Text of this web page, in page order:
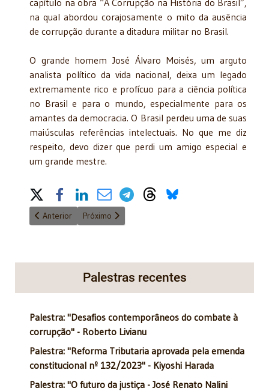
na qual abordou corajosamente o mito da ausência
de corrupção durante a ditadura militar no Brasil.
O grande homem José Álvaro Moisés, um arguto
analista político da vida nacional, deixa um legado
extremamente rico e profícuo para a ciência política
no Brasil e para o mundo, especialmente para os
amantes da democracia. O Brasil perdeu uma de suas
maiúsculas referências intelectuais. No que me diz
respeito, devo dizer que perdi um amigo especial e
um grande mestre.
Share on Social Media
Artigo anterior: O STF e a fronteira do equilíbrio democrático
Anterior Próximo artigo: A disputa pelas competências – O
Próximo
Palestras recentes
Palestra: "Desafios contemporâneos do combate à
corrupção" - Roberto Livianu
Palestra: "Reforma Tributaria aprovada pela emenda
constitucional nº 132/2023" - Kiyoshi Harada
Palestra: "O futuro da justiça - José Renato Nalini